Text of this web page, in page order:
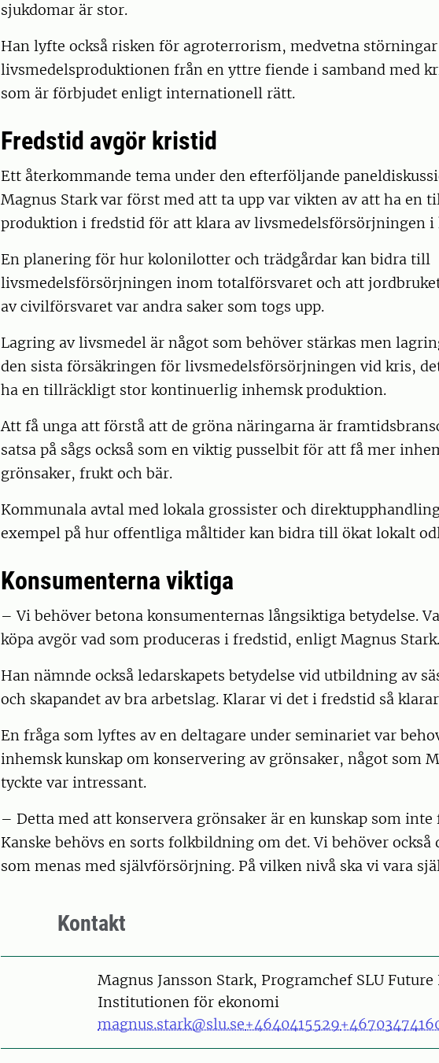
sjukdomar är stor.
Han lyfte också risken för agroterrorism, medvetna
livsmedelsproduktionen från en yttre fiende i samband med
som är förbjudet enligt internationell rätt.
Fredstid avgör kristid
Ett återkommande tema under den efterföljande
Magnus Stark var först med att ta upp var vikten av att ha en
produktion i fredstid för att klara av livsmedelsförsörjningen i
En planering för hur kolonilotter och trädgårdar kan bidra till
livsmedelsförsörjningen inom totalförsvaret och att
av civilförsvaret var andra saker som togs upp.
Lagring av livsmedel är något som behöver stärkas men
den sista försäkringen för livsmedelsförsörjningen vid kris,
ha en tillräckligt stor kontinuerlig inhemsk produktion.
Att få unga att förstå att de gröna näringarna är
satsa på sågs också som en viktig pusselbit för att få mer
grönsaker, frukt och bär.
Kommunala avtal med lokala grossister och
exempel på hur offentliga måltider kan bidra till ökat lokalt
Konsumenterna viktiga
– Vi behöver betona konsumenternas långsiktiga betydelse.
köpa avgör vad som produceras i fredstid, enligt Magnus Stark.
Han nämnde också ledarskapets betydelse vid utbildning av
och skapandet av bra arbetslag. Klarar vi det i fredstid så
En fråga som lyftes av en deltagare under seminariet var
inhemsk kunskap om konservering av grönsaker, något som
tyckte var intressant.
– Detta med att konservera grönsaker är en kunskap som
Kanske behövs en sorts folkbildning om det. Vi behöver också
som menas med självförsörjning. På vilken nivå ska vi vara
Kontakt
PersonMagnus Jansson Stark, Programchef SLU Future
Institutionen för ekonomi
magnus.stark@slu.se+4640415529